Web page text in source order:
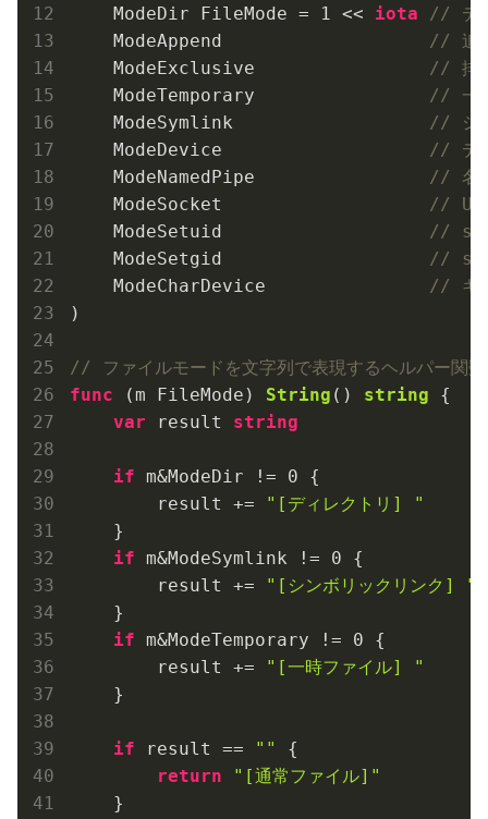
    ModeDir FileMode =
1 << iota
// デ
    ModeAppend
// 追
    ModeExclusive
// 排
    ModeTemporary
// 一
    ModeSymlink
// シ
    ModeDevice
// デ
    ModeNamedPipe
// 名
    ModeSocket
//
    ModeSetuid
//
    ModeSetgid
//
    ModeCharDevice
// キ
)
// ファイルモードを文字列で表現するヘルパー関数
func
(m FileMode) String () string {
var result string
if m&ModeDir != 0 {
        result +=
"[ディレクトリ] "
    }
if m&ModeSymlink != 0 {
        result +=
"[シンボリックリンク] "
    }
if m&ModeTemporary != 0 {
        result +=
"[一時ファイル] "
    }
if result == ""
{
return
"[通常ファイル]"
    }